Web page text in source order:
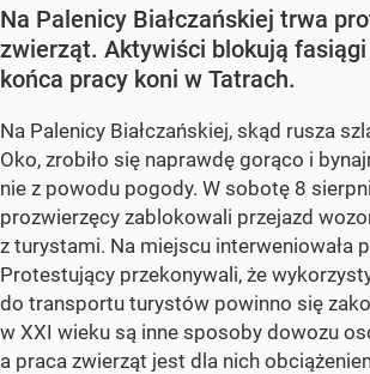
Na Palenicy Białczańskiej trwa
zwierząt. Aktywiści blokują
końca pracy koni w Tatrach.
Na Palenicy Białczańskiej, skąd rusza
Oko, zrobiło się naprawdę gorąco i
nie z powodu pogody. W sobotę 8
prozwierzęcy zablokowali przejazd
z turystami. Na miejscu interweniowała
Protestujący przekonywali, że
do transportu turystów powinno się
w XXI wieku są inne sposoby dowozu
a praca zwierząt jest dla nich